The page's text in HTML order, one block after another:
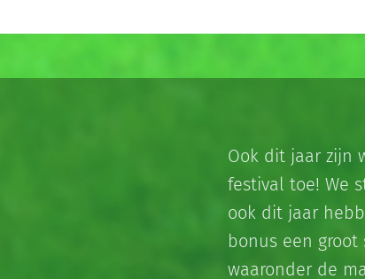
Ook dit jaar zijn
festival toe! We
ook dit jaar
bonus een
waaronder de